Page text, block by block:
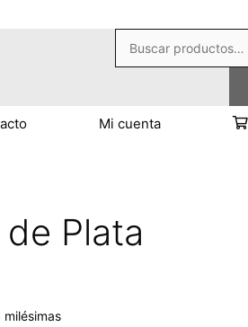
Buscar
por:
Mi cuenta
Plata